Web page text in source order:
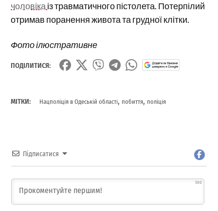
чоловіка із травматичного пістолета. Потерпілий
отримав поранення живота та грудної клітки.
Фото ілюстративне
ПОДІЛИТИСЯ:
МІТКИ: Нацполіція в Одеській області, побиття, поліція
Підписатися
500